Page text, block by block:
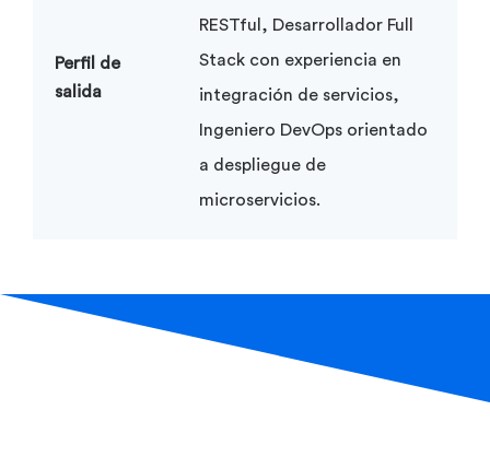
Perfil de
salida
RESTful, Desarrollador Full
Stack con experiencia en
integración de servicios,
Ingeniero DevOps orientado
a despliegue de
microservicios.